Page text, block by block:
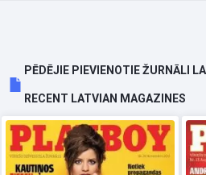
PĒDĒJIE PIEVIENOTIE ŽURNĀLI
RECENT LATVIAN MAGAZINES